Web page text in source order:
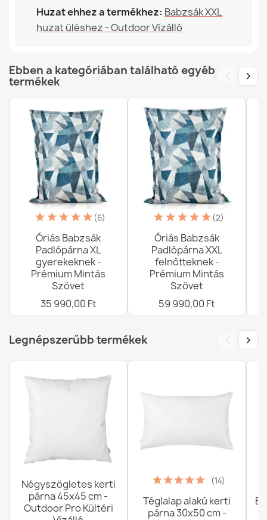
Huzat ehhez a termékhez: Babzsák XXL
huzat üléshez - Outdoor Vízálló
Ebben a kategóriában található egyéb
termékek ‹ ›
(6)
Óriás Babzsák
Padlópárna XL
gyerekeknek -
Prémium Mintás
Szövet
35 990,00 Ft
(2)
Óriás Babzsák
Padlópárna XXL
felnőtteknek -
Prémium Mintás
Szövet
59 990,00 Ft
Legnépszerűbb termékek ‹ ›
Négyszögletes kerti
párna 45x45 cm -
Outdoor Pro Kültéri
(14)
Téglalap alakú kerti
párna 30x50 cm -